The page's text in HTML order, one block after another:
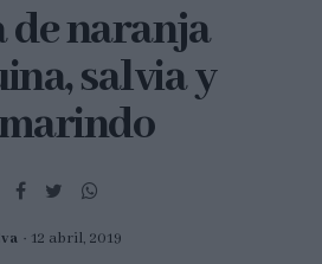
naranja
salvia y
12 abril, 2019